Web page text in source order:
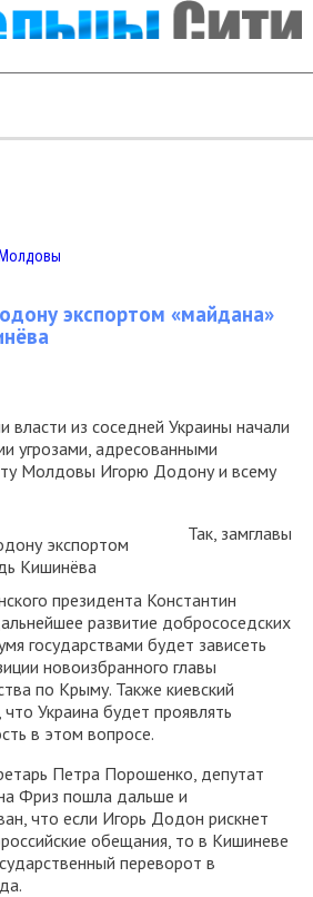
экспортом «майдана»
власти из соседней Украины начали
угрозами, адресованными
Молдовы Игорю Додону и всему
Так, замглавы
президента Константин
развитие добрососедских
государствами будет зависеть
новоизбранного главы
по Крыму. Также киевский
Украина будет проявлять
в этом вопросе.
Петра Порошенко, депутат
Фриз пошла дальше и
что если Игорь Додон рискнет
обещания, то в Кишиневе
переворот в